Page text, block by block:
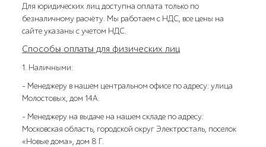
Для юридических лиц доступна оплата только по
безналичному расчёту. Мы работаем с НДС, все цены на
сайте указаны с учетом НДС.
Способы оплаты для физических лиц
1. Наличными:
- Менеджеру в нашем центральном офисе по адресу: улица
Молостовых, дом 14А.
- Менеджеру на выдаче на нашем складе по адресу:
Московская область, городской округ Электросталь, поселок
«Новые дома», дом 8 Г.